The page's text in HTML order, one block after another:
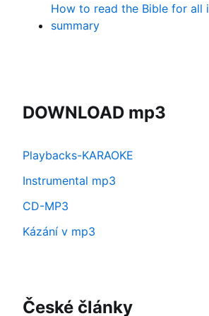
DOWNLOAD mp3
Playbacks-KARAOKE
Instrumental mp3
CD-MP3
Kázání v mp3
České články
How to read the Bible for
summary